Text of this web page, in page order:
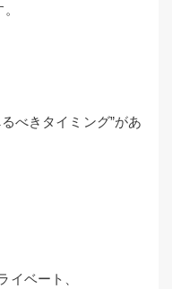
べきタイミング”があ
イベート、